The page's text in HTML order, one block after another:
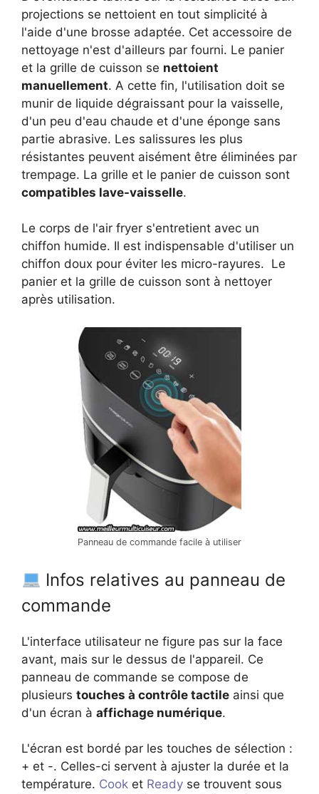
projections se nettoient en tout simplicité à
l'aide d'une brosse adaptée. Cet accessoire de
nettoyage n'est d'ailleurs par fourni. Le panier
et la grille de cuisson se nettoient
manuellement. A cette fin, l'utilisation doit se
munir de liquide dégraissant pour la vaisselle,
d'un peu d'eau chaude et d'une éponge sans
partie abrasive. Les salissures les plus
résistantes peuvent aisément être éliminées par
trempage. La grille et le panier de cuisson sont
compatibles lave-vaisselle.
Le corps de l'air fryer s'entretient avec un
chiffon humide. Il est indispensable d'utiliser un
chiffon doux pour éviter les micro-rayures. Le
panier et la grille de cuisson sont à nettoyer
après utilisation.
Panneau de commande facile à utiliser
Infos relatives au panneau de
commande
L'interface utilisateur ne figure pas sur la face
avant, mais sur le dessus de l'appareil. Ce
panneau de commande se compose de
plusieurs touches à contrôle tactile ainsi que
d'un écran à affichage numérique.
L'écran est bordé par les touches de sélection :
+ et -. Celles-ci servent à ajuster la durée et la
température. Cook et Ready se trouvent sous